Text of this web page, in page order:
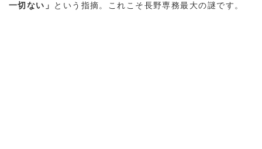
一切ない」
という指摘。これこそ長野専務最大の謎です。